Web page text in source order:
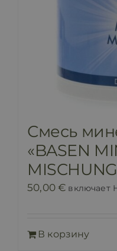
Смесь
«BASEN
50,00€ включает
В корзину